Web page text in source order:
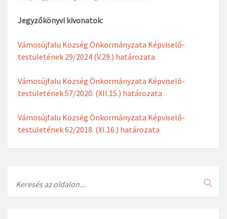
Jegyzőkönyvi kivonatok:
Vámosújfalu Község Önkormányzata Képviselő-
testületének 29/2024 (V.29.) határozata
Vámosújfalu Község Önkormányzata Képviselő-
testületének 57/2020. (XII.15.) határozata
Vámosújfalu Község Önkormányzata Képviselő-
testületének 62/2018. (XI.16.) határozata